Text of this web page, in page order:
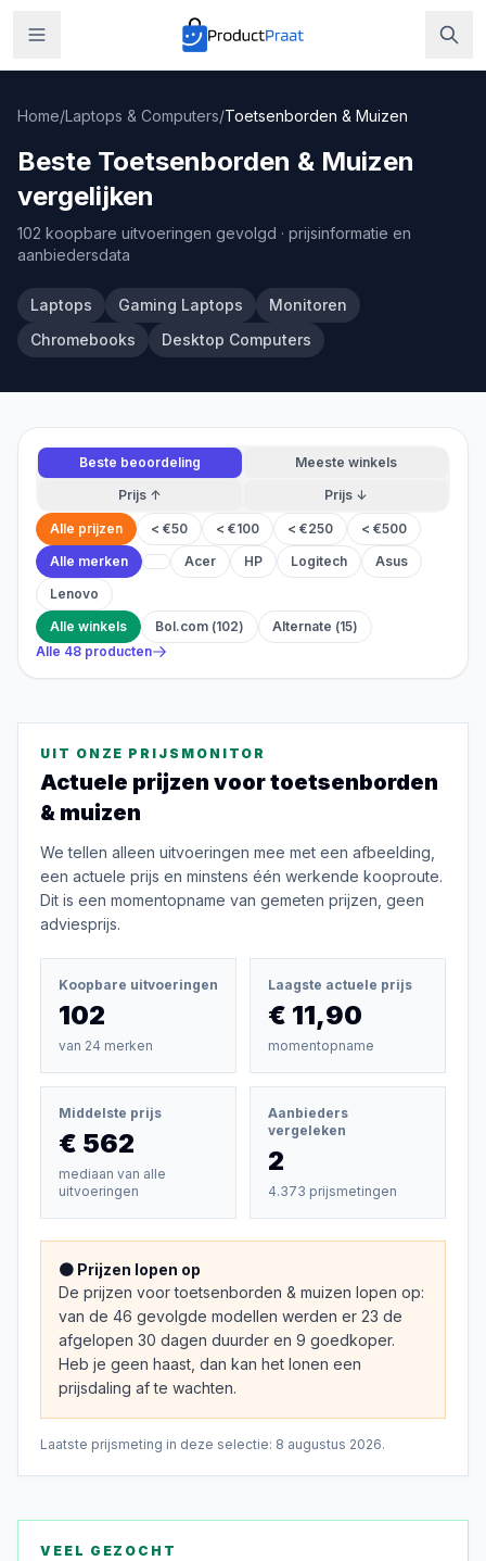
Home/Laptops & Computers/Toetsenborden & Muizen
Beste Toetsenborden & Muizen
vergelijken
102 koopbare uitvoeringen gevolgd · prijsinformatie en
aanbiedersdata
Laptops Gaming Laptops
Monitoren
Chromebooks
Desktop Computers
Beste beoordeling
Meeste winkels
Prijs ↑
Prijs ↓
Alle prijzen < €50 < €100 < €250
< €500
Alle merken
Acer HP Logitech
Asus
Lenovo
Alle winkels
Bol.com (102) Alternate (15)
Alle 48 producten
UIT ONZE PRIJSMONITOR
Actuele prijzen voortoetsenborden
& muizen
We tellen alleen uitvoeringen mee met een afbeelding,
een actuele prijs en minstens één werkende kooproute.
Dit is een momentopname van gemeten prijzen, geen
adviesprijs.
Koopbare uitvoeringen
102
van 24 merken
Laagste actuele prijs
€ 11,90
momentopname
Middelste prijs
€ 562
mediaan van alle
uitvoeringen
Aanbieders
vergeleken
2
4.373 prijsmetingen
🟠 Prijzen lopen op
De prijzen voor toetsenborden & muizen lopen op:
van de 46 gevolgde modellen werden er 23 de
afgelopen 30 dagen duurder en 9 goedkoper.
Heb je geen haast, dan kan het lonen een
prijsdaling af te wachten.
Laatste prijsmeting in deze selectie: 8 augustus 2026.
VEEL GEZOCHT